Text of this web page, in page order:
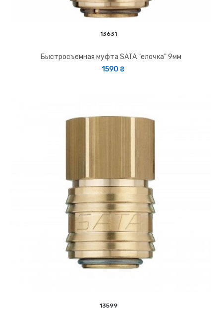
13631
Быстросъемная муфта SATA "елочка" 9мм
1590 ₴
13599